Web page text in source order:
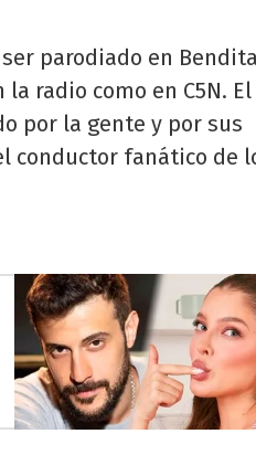
parodiado en
radio como en C5N. El
por la gente y por sus
conductor fanático de